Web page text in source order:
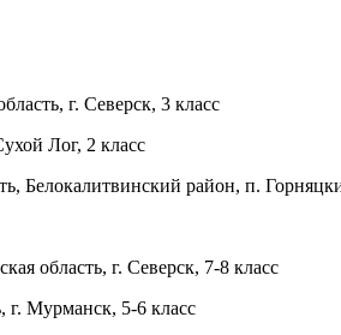
г. Северск, 3 класс
Лог, 2 класс
район, п.
область, г. Северск, 7-8 класс
Мурманск, 5-6 класс